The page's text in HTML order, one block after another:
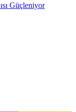
Güçleniyor